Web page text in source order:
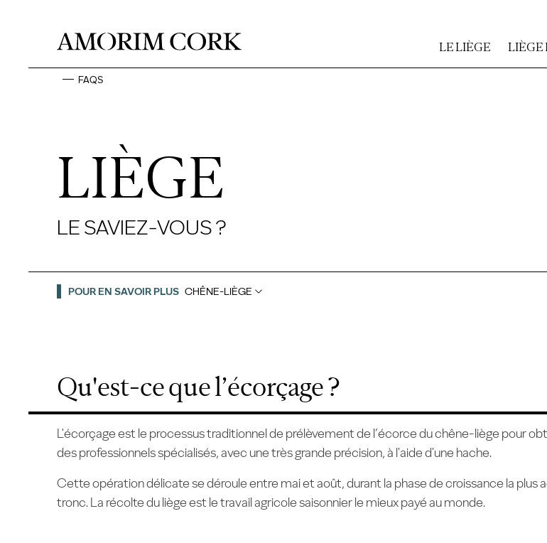
LE LIÈGE LIÈGE
FAQS
LIÈGE
LE SAVIEZ-VOUS ?
POUR EN SAVOIR PLUS CHÊNE-LIÈGE
Qu'est-ce que l’écorçage ?
L'écorçage est le processus traditionnel de prélèvement de l’écorce du chêne-liège pour
des professionnels spécialisés, avec une très grande précision, à l'aide d'une hache.
Cette opération délicate se déroule entre mai et août, durant la phase de croissance la plus
tronc. La récolte du liège est le travail agricole saisonnier le mieux payé au monde.